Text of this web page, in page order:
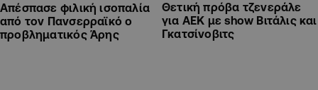
Απέσπασε φιλική ισοπαλία
από τον Πανσερραϊκό ο
προβληματικός Άρης
Θετική πρόβα τζενεράλε
για ΑΕΚ με show Βιτάλις και
Γκατσίνοβιτς